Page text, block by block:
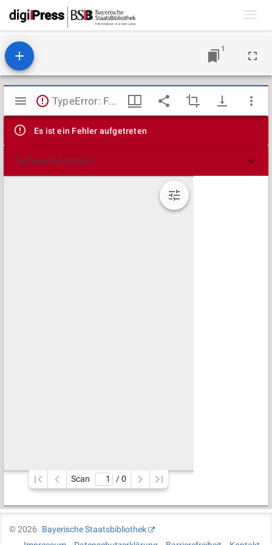
1
Mirador
Viewer
TypeError: Failed to fetch
Es ist ein Fehler aufgetreten
Technische Details
Scan / 0
©2026
Bayerische Staatsbibliothek